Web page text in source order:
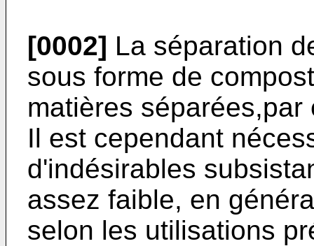
[0002] La séparation
sous forme de
matières
Il est cependant
d'indésirables
assez faible, en
selon les utilisations